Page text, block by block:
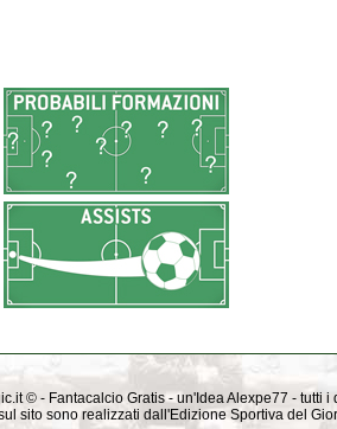
© - Fantacalcio Gratis - un'Idea Alexpe77 -
sul sito sono realizzati dall'Edizione Sportiva del